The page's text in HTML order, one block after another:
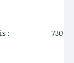
:
730